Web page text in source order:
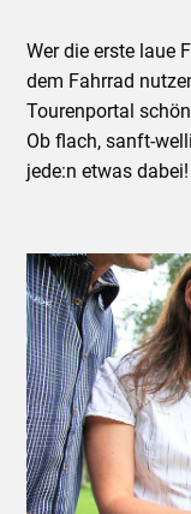
Wer die erste laue
dem Fahrrad
Tourenportal
Ob flach, sanft-
jede:n etwas dabei!